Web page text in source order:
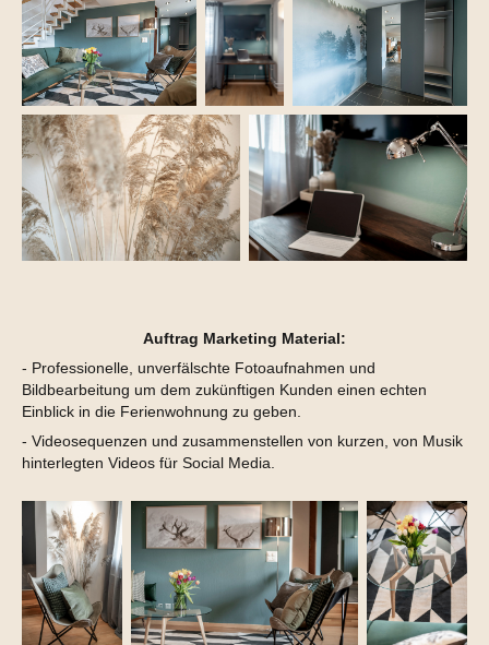
Auftrag Marketing Material:
- Professionelle, unverfälschte Fotoaufnahmen und
Bildbearbeitung um dem zukünftigen Kunden einen echten
Einblick in die Ferienwohnung zu geben.
- Videosequenzen und zusammenstellen von kurzen, von Musik
hinterlegten Videos für Social Media.